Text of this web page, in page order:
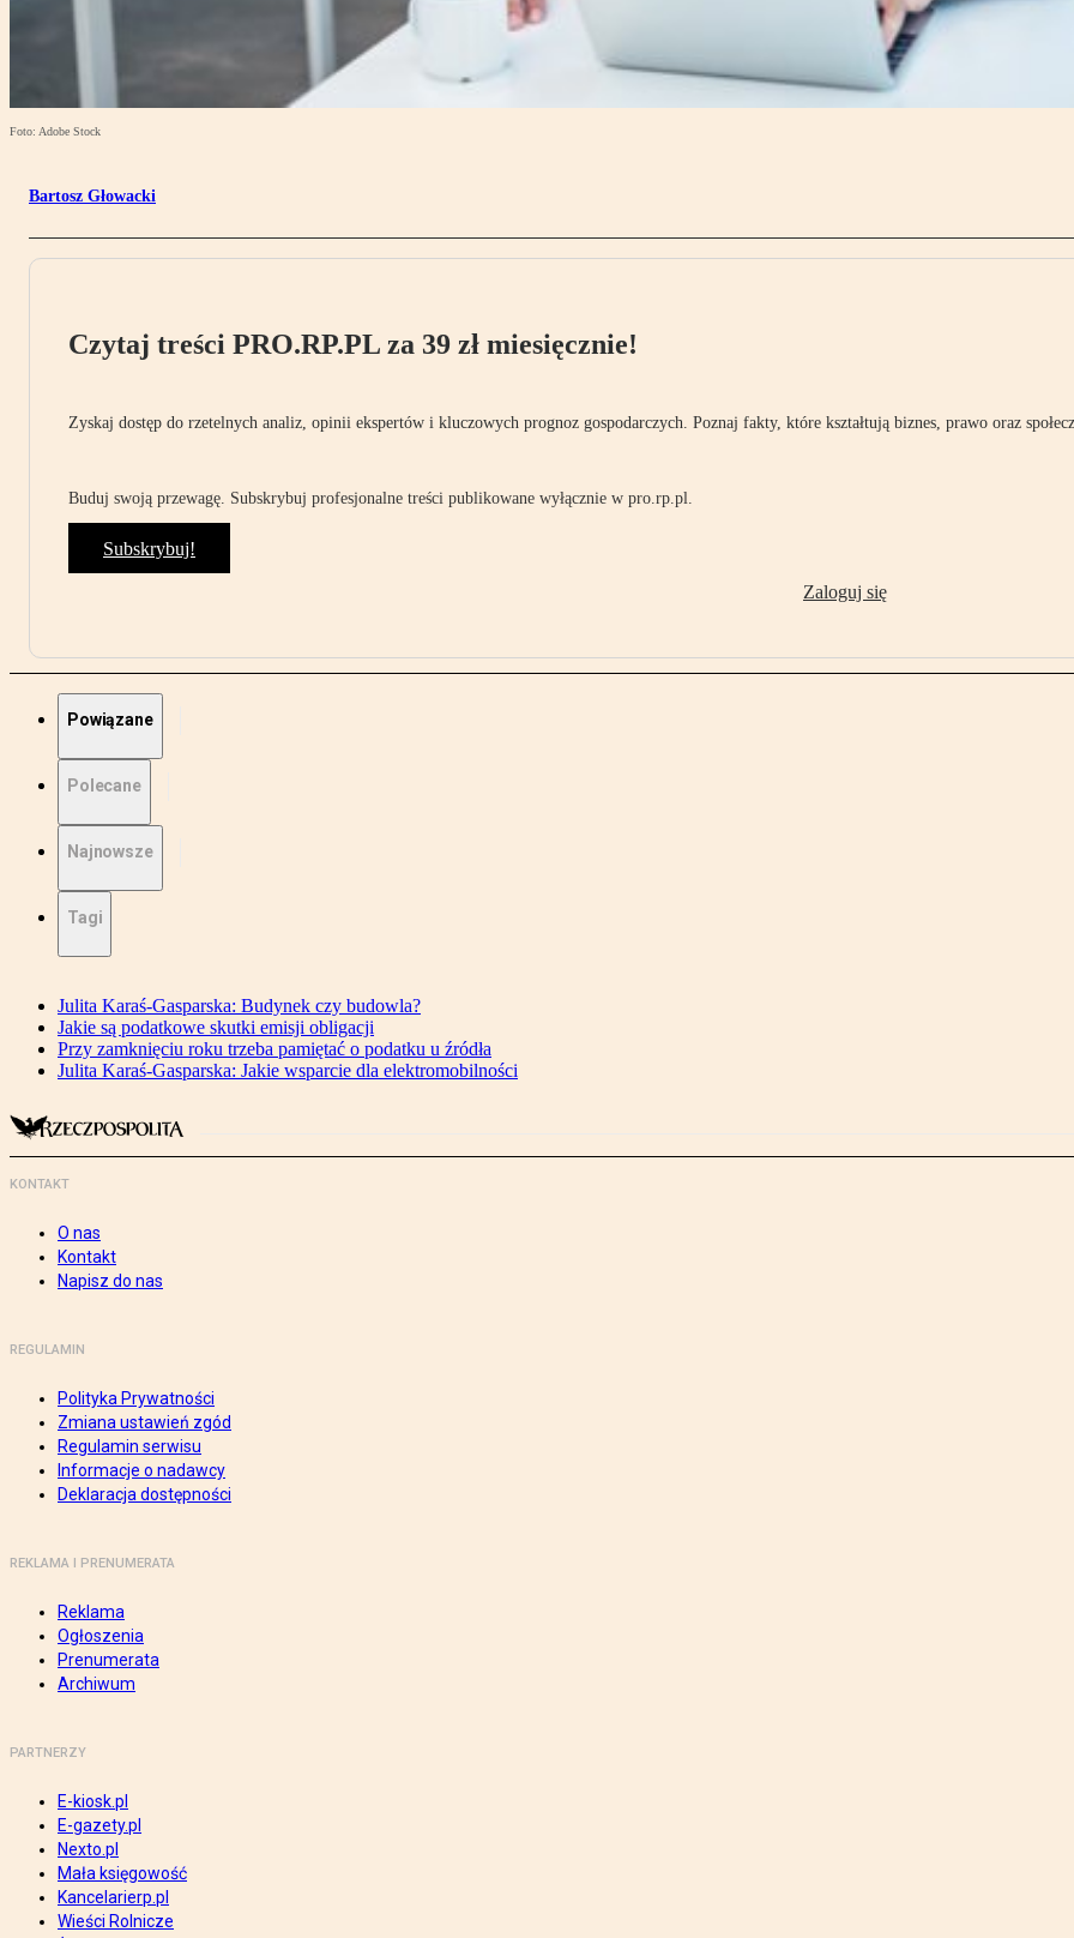
Foto: Adobe Stock
Bartosz Głowacki
Czytaj treści PRO.RP.PL za 39 zł miesięcznie!
Zyskaj dostęp do rzetelnych analiz, opinii ekspertów i kluczowych prognoz gospodarczych. Poznaj fakty, które kształtują biznes, prawo oraz
Buduj swoją przewagę. Subskrybuj profesjonalne treści publikowane wyłącznie w pro.rp.pl.
Subskrybuj!
Zaloguj się
Powiązane
Polecane
Najnowsze
Tagi
Julita Karaś-Gasparska: Budynek czy budowla?
Jakie są podatkowe skutki emisji obligacji
Przy zamknięciu roku trzeba pamiętać o podatku u źródła
Julita Karaś-Gasparska: Jakie wsparcie dla elektromobilności
KONTAKT
O nas
Kontakt
Napisz do nas
REGULAMIN
Polityka Prywatności
Zmiana ustawień zgód
Regulamin serwisu
Informacje o nadawcy
Deklaracja dostępności
REKLAMA I PRENUMERATA
Reklama
Ogłoszenia
Prenumerata
Archiwum
PARTNERZY
E-kiosk.pl
E-gazety.pl
Nexto.pl
Mała księgowość
Kancelarierp.pl
Wieści Rolnicze